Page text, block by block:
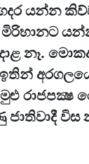
යන්න
නෑ.
රාජපක්‍ෂ
විස